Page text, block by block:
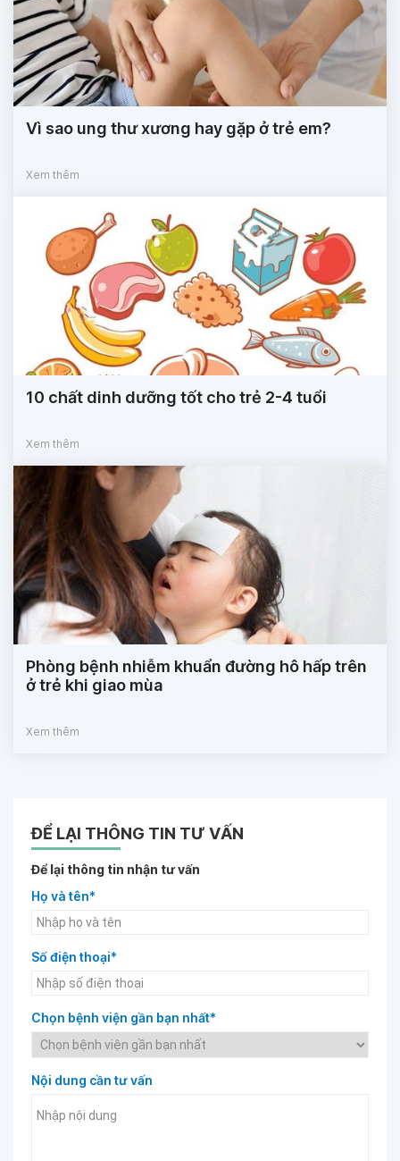
Vì sao ung thư xương hay gặp ở trẻ em?
Xem thêm
10 chất dinh dưỡng tốt cho trẻ 2-4 tuổi
Xem thêm
Phòng bệnh nhiễm khuẩn đường hô hấp trên
ở trẻ khi giao mùa
Xem thêm
ĐỂ LẠI THÔNG TIN TƯ VẤN
Để lại thông tin nhận tư vấn
Họ và tên*
Số điện thoại*
Chọn bệnh viện gần bạn nhất*
Nội dung cần tư vấn